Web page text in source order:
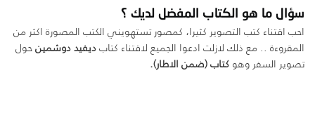
سؤال ما هو الكتاب المفضل لديك ؟
احب اقتناء كتب التصوير كثيرا، كمصور تستهويني الكتب المصورة اكثر من
المقروءة .. مع ذلك لازلت ادعوا الجميع لاقتناء كتابديفيد دوشمينحول
تصوير السفر وهوكتاب (ضمن الاطار).